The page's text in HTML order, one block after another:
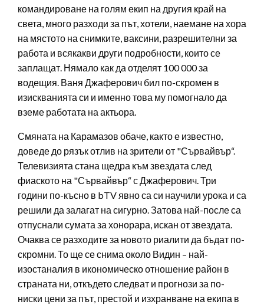
командироване на голям екип на другия край на
света, много разходи за път, хотели, наемане на хора
на мястото на снимките, ваксини, разрешителни за
работа и всякакви други подробности, които се
заплащат. Нямало как да отделят 100 000 за
водещия. Ваня Джаферович бил по-скромен в
изискванията си и именно това му помогнало да
вземе работата на актьора.
Смяната на Карамазов обаче, както е известно,
доведе до рязък отлив на зрители от "Сървайвър“.
Телевизията стана щедра към звездата след
фиаското на "Сървайвър“ с Джаферович. Три
години по-късно в bTV явно са си научили урока и са
решили да залагат на сигурно. Затова най-после са
отпуснали сумата за хонорара, искан от звездата.
Очаква се разходите за новото риалити да бъдат по-
скромни. То ще се снима около Видин – най-
изостаналия в икономическо отношение район в
страната ни, откъдето следват и прогнози за по-
ниски цени за път, престой и изхранване на екипа в